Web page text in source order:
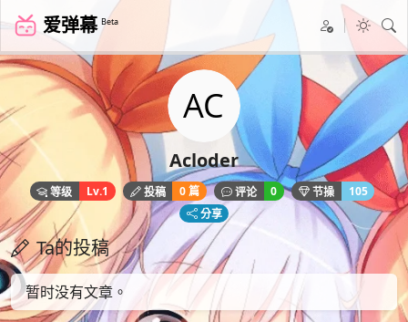
爱弹幕 Beta
Acloder
等级 Lv.1 投稿 0 篇 评论 0 节操
105
分享
Ta的投稿
暂时没有文章。